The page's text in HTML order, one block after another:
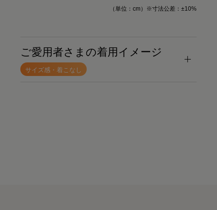
（単位：cm）※寸法公差：±10%
ご愛用者さまの着用イメージ
サイズ感・着こなし